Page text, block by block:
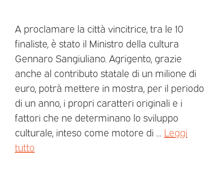
A proclamare la città vincitrice, tra le 10
finaliste, è stato il Ministro della cultura
Gennaro Sangiuliano. Agrigento, grazie
anche al contributo statale di un milione di
euro, potrà mettere in mostra, per il periodo
di un anno, i propri caratteri originali e i
fattori che ne determinano lo sviluppo
culturale, inteso come motore di … Leggi
tutto